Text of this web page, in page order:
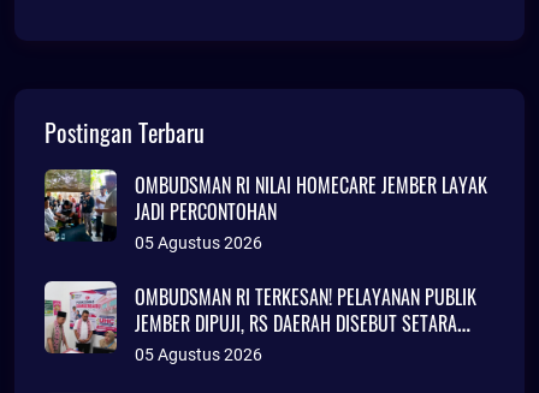
Postingan Terbaru
OMBUDSMAN RI NILAI HOMECARE JEMBER LAYAK
JADI PERCONTOHAN
05 Agustus 2026
OMBUDSMAN RI TERKESAN! PELAYANAN PUBLIK
JEMBER DIPUJI, RS DAERAH DISEBUT SETARA
KLINIK JAKARTA
05 Agustus 2026